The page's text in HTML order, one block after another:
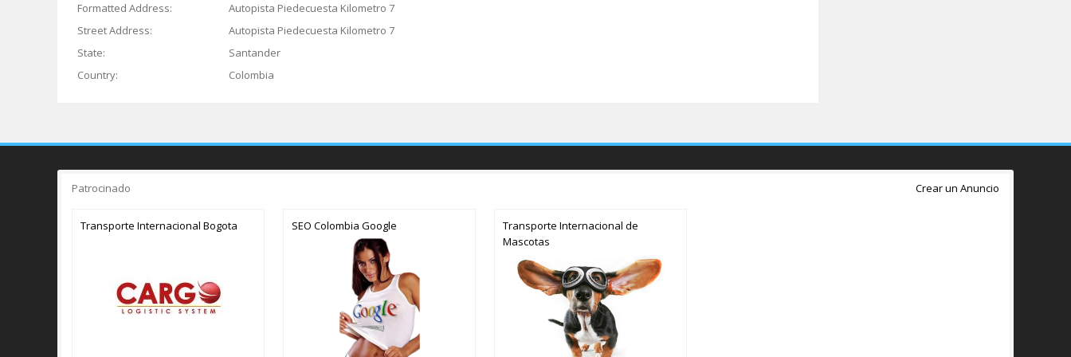
Formatted Address:
Autopista Piedecuesta Kilometro 7
Street Address:
Autopista Piedecuesta Kilometro 7
State:
Santander
Country:
Colombia
Patrocinado Crear un Anuncio
Transporte Internacional Bogota SEO Colombia Google
Transporte Internacional de
Mascotas